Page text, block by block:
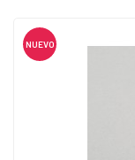
NUEVO